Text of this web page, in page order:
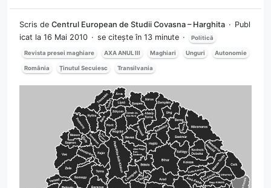
Scris de Centrul European de Studii Covasna – Harghita
Publ
icat la 16 Mai 2010
se citește în 13 minute Politică
Revista presei maghiare AXA ANUL III Maghiari Unguri Autonomie
România Ținutul Secuiesc Transilvania